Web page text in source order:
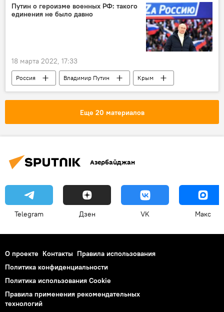
Путин о героизме военных РФ: такого
единения не было давно
18 марта 2022, 17:33
Россия Владимир Путин Крым
Еще 20 материалов
Азербайджан
Telegram Дзен VK Макс
О проекте Контакты Правила использования
Политика конфиденциальности
Политика использования Cookie
Правила применения рекомендательных
технологий